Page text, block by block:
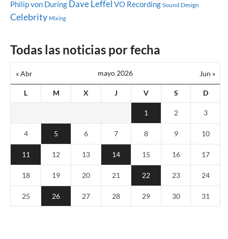
Philip von During Dave Leffel VO Recording Sound Design
Celebrity Mixing
Todas las noticias por fecha
mayo 2026
L M X J V S D
« Abr Jun »
1 2 3
4 5 6 7 8 9 10
11 12 13 14 15 16 17
18 19 20 21 22 23 24
25 26 27 28 29 30 31